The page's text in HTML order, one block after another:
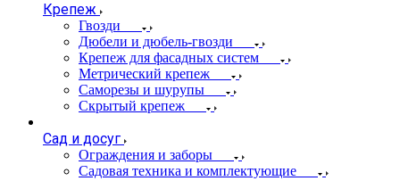
Крепеж
Гвозди
Дюбели и дюбель-гвозди
Крепеж для фасадных систем
Метрический крепеж
Саморезы и шурупы
Скрытый крепеж
Сад и досуг
Ограждения и заборы
Садовая техника и комплектующие